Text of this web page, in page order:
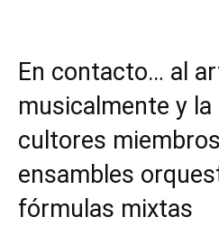
En contacto… al
musicalmente y
cultores
ensambles
fórmulas mixtas